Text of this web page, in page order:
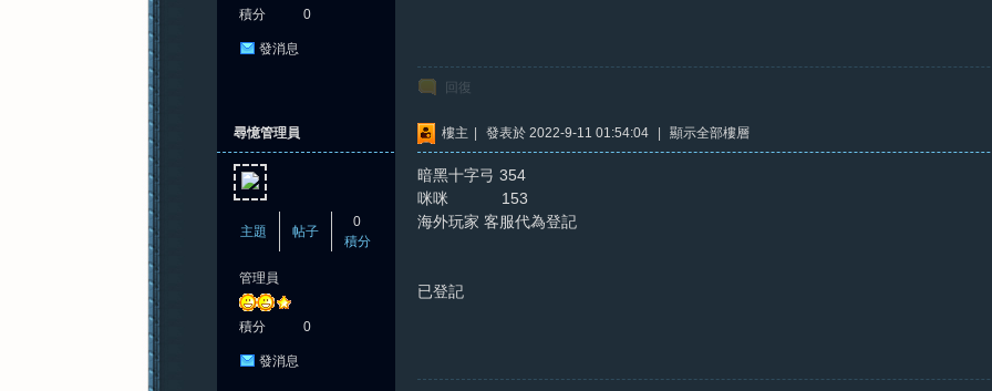
積分 0
發消息
回復
尋憶管理員
主題 帖子
0
積分
管理員
積分 0
發消息
樓主 發表於 2022-9-11 01:54:04 顯示全部樓層
暗黑十字弓 354
咪咪 153
海外玩家 客服代為登記
已登記